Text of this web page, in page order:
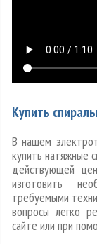
Купить
В нашем
купить натяжные
действующей
изготовить
требуемыми
вопросы легко
сайте или при